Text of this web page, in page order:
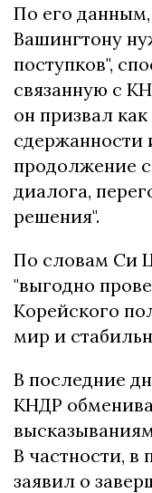
По его
Вашингтону
поступков",
связанную с
он призвал
сдержанности
продолжение
диалога,
решения".
По словам Си
"выгодно
Корейского
мир и
В последние
КНДР
В частности,
заявил о